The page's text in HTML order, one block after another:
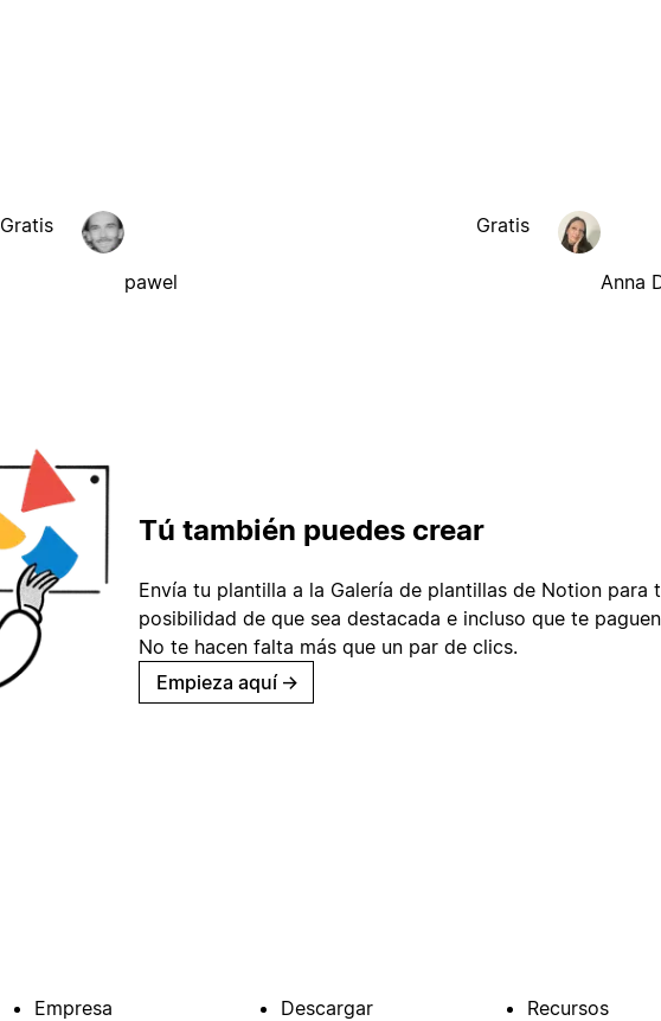
Gratis
pawel
Gratis
Anna
Tú también puedes crear
Envía tu plantilla a la Galería de plantillas de Notion para
posibilidad de que sea destacada e incluso que te
No te hacen falta más que un par de clics.
Empieza aquí →
Empresa
Descargar
Recursos